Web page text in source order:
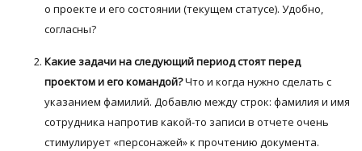
о проекте и его состоянии (текущем статусе). Удобно,
согласны?
Какие задачи на следующий период стоят перед
проектом и его командой?Что и когда нужно сделать с
указанием фамилий. Добавлю между строк: фамилия и имя
сотрудника напротив какой-то записи в отчете очень
стимулирует «персонажей» к прочтению документа.